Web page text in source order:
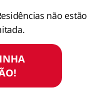
não estão